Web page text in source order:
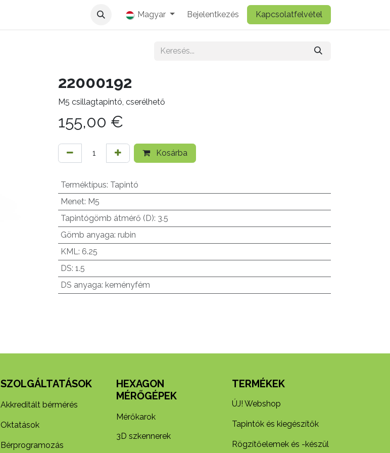
Magyar Bejelentkezés Kapcsolatfelvétel
22000192
M5 csillagtapintó, cserélhető
155,00 €
Kosárba
Terméktípus: Tapintó
Menet: M5
Tapintógömb átmérő (D): 3.5
Gömb anyaga: rubin
KML: 6.25
DS: 1.5
DS anyaga: keményfém
SZOLGÁLTATÁSOK
Akkreditált bérmérés
Oktatások
Bérprogramozás
HEXAGON
MÉRŐGÉPEK
Mérőkarok
3D szkennerek
TERMÉKEK
ÚJ! Webshop
Tapintók és kiegészítők
Rögzítőelemek és -készül​